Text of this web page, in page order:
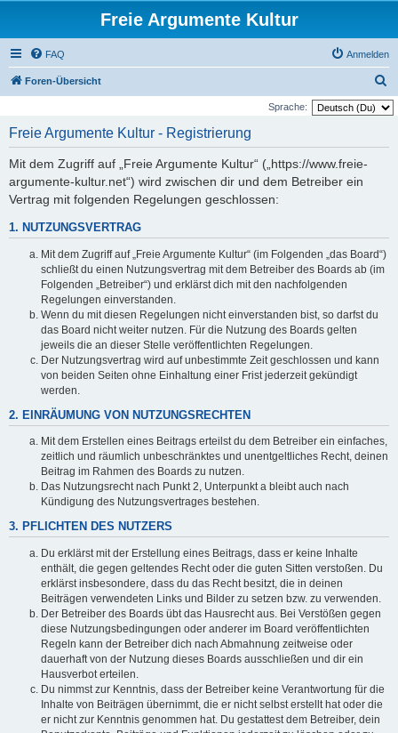
Freie Argumente Kultur
FAQ Anmelden
Foren-Übersicht
u
Sprache:
Freie Argumente Kultur - Registrierung
Mit dem Zugriff auf „Freie Argumente Kultur“ („https://www.freie-
argumente-kultur.net“) wird zwischen dir und dem Betreiber ein
Vertrag mit folgenden Regelungen geschlossen:
1. NUTZUNGSVERTRAG
Mit dem Zugriff auf „Freie Argumente Kultur“ (im Folgenden „das Board“)
schließt du einen Nutzungsvertrag mit dem Betreiber des Boards ab (im
Folgenden „Betreiber“) und erklärst dich mit den nachfolgenden
Regelungen einverstanden.
Wenn du mit diesen Regelungen nicht einverstanden bist, so darfst du
das Board nicht weiter nutzen. Für die Nutzung des Boards gelten
jeweils die an dieser Stelle veröffentlichten Regelungen.
Der Nutzungsvertrag wird auf unbestimmte Zeit geschlossen und kann
von beiden Seiten ohne Einhaltung einer Frist jederzeit gekündigt
werden.
2. EINRÄUMUNG VON NUTZUNGSRECHTEN
Mit dem Erstellen eines Beitrags erteilst du dem Betreiber ein einfaches,
zeitlich und räumlich unbeschränktes und unentgeltliches Recht, deinen
Beitrag im Rahmen des Boards zu nutzen.
Das Nutzungsrecht nach Punkt 2, Unterpunkt a bleibt auch nach
Kündigung des Nutzungsvertrages bestehen.
3. PFLICHTEN DES NUTZERS
Du erklärst mit der Erstellung eines Beitrags, dass er keine Inhalte
enthält, die gegen geltendes Recht oder die guten Sitten verstoßen. Du
erklärst insbesondere, dass du das Recht besitzt, die in deinen
Beiträgen verwendeten Links und Bilder zu setzen bzw. zu verwenden.
Der Betreiber des Boards übt das Hausrecht aus. Bei Verstößen gegen
diese Nutzungsbedingungen oder anderer im Board veröffentlichten
Regeln kann der Betreiber dich nach Abmahnung zeitweise oder
dauerhaft von der Nutzung dieses Boards ausschließen und dir ein
Hausverbot erteilen.
Du nimmst zur Kenntnis, dass der Betreiber keine Verantwortung für die
Inhalte von Beiträgen übernimmt, die er nicht selbst erstellt hat oder die
er nicht zur Kenntnis genommen hat. Du gestattest dem Betreiber, dein